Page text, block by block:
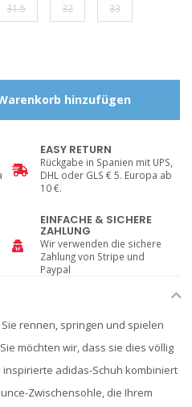
31.5 32 33
hinzufügen
EASY RETURN
Rückgabe in Spanien mit UPS,
DHL oder GLS € 5. Europa ab
10 €.
EINFACHE & SICHERE
ZAHLUNG
Wir verwenden die sichere
Zahlung von Stripe und
Paypal
rennen, springen und spielen
möchten wir, dass sie dies völlig
adidas-Schuh kombiniert
Zwischensohle, die Ihrem